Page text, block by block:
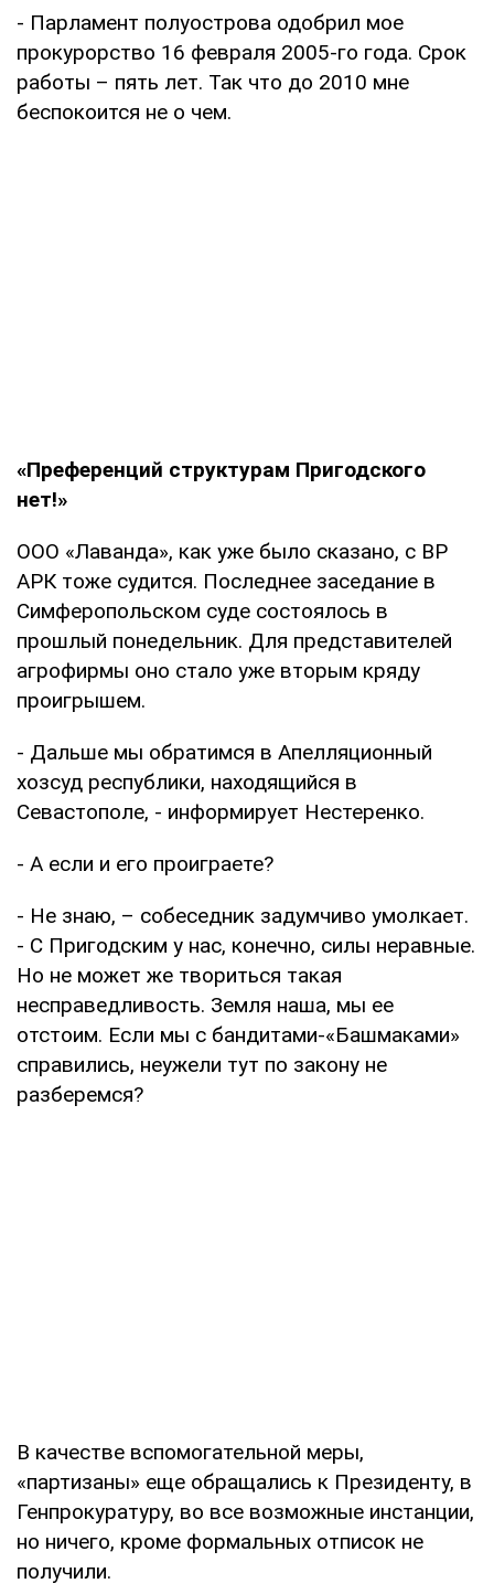
- Парламент полуострова одобрил мое
прокурорство 16 февраля 2005-го года. Срок
работы – пять лет. Так что до 2010 мне
беспокоится не о чем.
«Преференций структурам Пригодского
нет!»
ООО «Лаванда», как уже было сказано, с ВР
АРК тоже судится. Последнее заседание в
Симферопольском суде состоялось в
прошлый понедельник. Для представителей
агрофирмы оно стало уже вторым кряду
проигрышем.
- Дальше мы обратимся в Апелляционный
хозсуд республики, находящийся в
Севастополе, - информирует Нестеренко.
- А если и его проиграете?
- Не знаю, – собеседник задумчиво умолкает.
- С Пригодским у нас, конечно, силы неравные.
Но не может же твориться такая
несправедливость. Земля наша, мы ее
отстоим. Если мы с бандитами-«Башмаками»
справились, неужели тут по закону не
разберемся?
В качестве вспомогательной меры,
«партизаны» еще обращались к Президенту, в
Генпрокуратуру, во все возможные инстанции,
но ничего, кроме формальных отписок не
получили.